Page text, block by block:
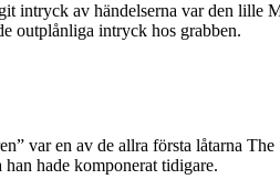
intryck av händelserna var den lille
outplånliga intryck hos grabben.
var en av de allra första låtarna
hade komponerat tidigare.